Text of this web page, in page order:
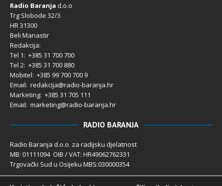
Radio Baranja d.o.o
Trg Slobode 32/3
HR 31300
Beli Manastir
Redakcija:
Tel 1: +385 31 700 700
Tel 2: +385 31 700 880
Mobitel: +385 99 700 700 9
Email: redakcija@radio-baranja.hr
Marketing: +385 31 705 111
Email: marketing@radio-baranja.hr
RADIO BARANJA
Radio Baranja d.o.o. za radijsku djelatnost
MB: 01111094 OIB / VAT: HR49062762331
Trgovački Sud u Osijeku MBS:030000354
Temeljni kapital 2.600,00 € uplaćen u cijelosti